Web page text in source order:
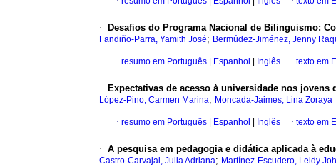
· Desafios do Programa Nacional de Bilinguismo:
Fandiño-Parra, Yamith José; Bermúdez-Jiménez, Jenny
· resumo em Português Espanhol Inglês · texto em
· Expectativas de acesso à universidade nos jovens
López-Pino, Carmen Marina; Moncada-Jaimes, Lina Zoraya
· resumo em Português Espanhol Inglês · texto em
· A pesquisa em pedagogia e didática aplicada à
Castro-Carvajal, Julia Adriana; Martínez-Escudero, Leidy